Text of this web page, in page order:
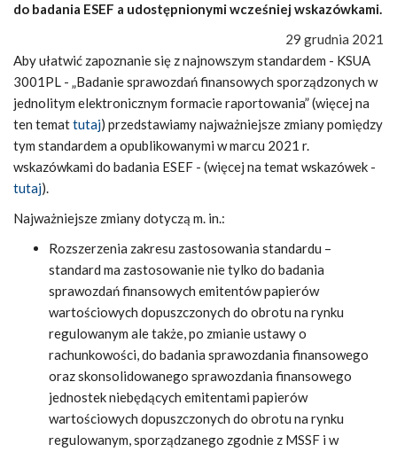
do badania ESEF a udostępnionymi wcześniej wskazówkami.
29 grudnia 2021
Aby ułatwić zapoznanie się z najnowszym standardem - KSUA
3001PL - „Badanie sprawozdań finansowych sporządzonych w
jednolitym elektronicznym formacie raportowania” (więcej na
ten temattutaj) przedstawiamy najważniejsze zmiany pomiędzy
tym standardem a opublikowanymi w marcu 2021 r.
wskazówkami do badania ESEF - (więcej na temat wskazówek -
tutaj).
Najważniejsze zmiany dotyczą m. in.:
Rozszerzenia zakresu zastosowania standardu –
standard ma zastosowanie nie tylko do badania
sprawozdań finansowych emitentów papierów
wartościowych dopuszczonych do obrotu na rynku
regulowanym ale także, po zmianie ustawy o
rachunkowości, do badania sprawozdania finansowego
oraz skonsolidowanego sprawozdania finansowego
jednostek niebędących emitentami papierów
wartościowych dopuszczonych do obrotu na rynku
regulowanym, sporządzanego zgodnie z MSSF i w